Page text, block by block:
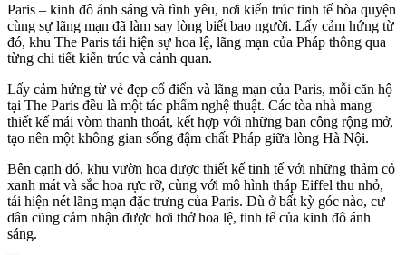
Paris – kinh đô ánh sáng và tình yêu, nơi kiến trúc tinh tế hòa quyện
cùng sự lãng mạn đã làm say lòng biết bao người. Lấy cảm hứng từ
đó, khu The Paris tái hiện sự hoa lệ, lãng mạn của Pháp thông qua
từng chi tiết kiến trúc và cảnh quan.
Lấy cảm hứng từ vẻ đẹp cổ điển và lãng mạn của Paris, mỗi căn hộ
tại The Paris đều là một tác phẩm nghệ thuật. Các tòa nhà mang
thiết kế mái vòm thanh thoát, kết hợp với những ban công rộng mở,
tạo nên một không gian sống đậm chất Pháp giữa lòng Hà Nội.
Bên cạnh đó, khu vườn hoa được thiết kế tinh tế với những thảm cỏ
xanh mát và sắc hoa rực rỡ, cùng với mô hình tháp Eiffel thu nhỏ,
tái hiện nét lãng mạn đặc trưng của Paris. Dù ở bất kỳ góc nào, cư
dân cũng cảm nhận được hơi thở hoa lệ, tinh tế của kinh đô ánh
sáng.